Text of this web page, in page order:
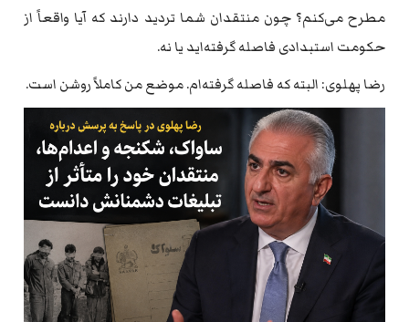
مطرح می‌کنم؟ چون منتقدان شما تردید دارند که آیا واقعاً از
حکومت استبدادی فاصله گرفته‌اید یا نه.
رضا پهلوی: البته که فاصله گرفته‌ام. موضع من کاملاً روشن است.